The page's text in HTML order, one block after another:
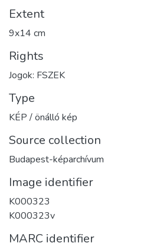
Extent
9x14 cm
Rights
Jogok: FSZEK
Type
KÉP / önálló kép
Source collection
Budapest-képarchívum
Image identifier
K000323
K000323v
MARC identifier